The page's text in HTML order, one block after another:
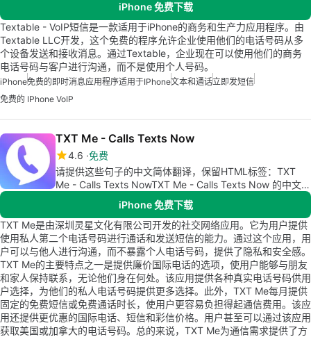
iPhone 免费下载
Textable - VoIP短信是一款适用于iPhone的商务和生产力应用程序。由
Textable LLC开发，这个免费的程序允许企业使用他们的电话号码从多
个设备发送和接收消息。通过Textable，企业现在可以使用他们的商务
电话号码与客户进行沟通，而不是使用个人号码。
iPhone免费的即时消息应用程序适用于iPhone文本和通话立即发短信
免费的 IPhone VoIP
TXT Me - Calls Texts Now
4.6 免费
请提供这些句子的中文简体翻译，保留HTML标签：TXT
Me - Calls Texts NowTXT Me - Calls Texts Now 的中文简
体翻译为：立即给我发短信 - 打电话 发短信
iPhone 免费下载
TXT Me是由深圳灵星文化有限公司开发的社交网络应用。它为用户提供
使用私人第二个电话号码进行通话和发送短信的能力。通过这个应用，用
户可以与他人进行沟通，而不暴露个人电话号码，提供了隐私和安全感。
TXT Me的主要特点之一是提供廉价国际电话的选项，使用户能够与朋友
和家人保持联系，无论他们身在何处。该应用提供各种真实电话号码供用
户选择，为他们的私人电话号码提供更多选择。此外，TXT Me每月提供
固定的免费短信或免费通话时长，使用户更容易负担得起通信费用。该应
用还提供更优惠的国际电话、短信和彩信价格。用户甚至可以通过该应用
获取美国或加拿大的电话号码。总的来说，TXT Me为通信需求提供了方